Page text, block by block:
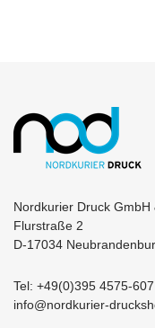
Nordkurier Druck GmbH
Flurstraße 2
D-17034
Tel: +49(0)395 4575-607
info@nordkurier-